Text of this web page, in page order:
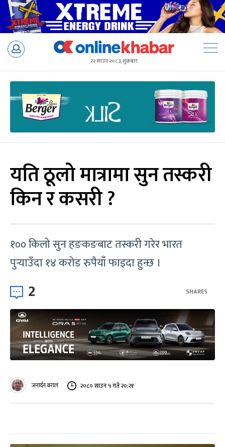
Skip
२२ साउन २०८३, शुक्रबार
यति ठूलो मात्रामा सुन तस्करी
किन र कसरी ?
१०० किलो सुन हङकङबाट तस्करी गरेर भारत
पुर्‍याउँदा १४ करोड रुपैयाँ फाइदा हुन्छ ।
2 SHARES
जनार्दन बराल २०८० साउन ५ गते २०:२१